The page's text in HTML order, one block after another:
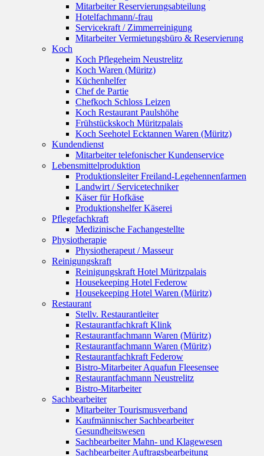
Mitarbeiter Reservierungsabteilung
Hotelfachmann/-frau
Servicekraft / Zimmerreinigung
Mitarbeiter Vermietungsbüro & Reservierung
Koch
Koch Pflegeheim Neustrelitz
Koch Waren (Müritz)
Küchenhelfer
Chef de Partie
Chefkoch Schloss Leizen
Koch Restaurant Paulshöhe
Frühstückskoch Müritzpalais
Koch Seehotel Ecktannen Waren (Müritz)
Kundendienst
Mitarbeiter telefonischer Kundenservice
Lebensmittelproduktion
Produktionsleiter Freiland-Legehennenfarmen
Landwirt / Servicetechniker
Käser für Hofkäse
Produktionshelfer Käserei
Pflegefachkraft
Medizinische Fachangestellte
Physiotherapie
Physiotherapeut / Masseur
Reinigungskraft
Reinigungskraft Hotel Müritzpalais
Housekeeping Hotel Federow
Housekeeping Hotel Waren (Müritz)
Restaurant
Stellv. Restaurantleiter
Restaurantfachkraft Klink
Restaurantfachmann Waren (Müritz)
Restaurantfachmann Waren (Müritz)
Restaurantfachkraft Federow
Bistro-Mitarbeiter Aquafun Fleesensee
Restaurantfachmann Neustrelitz
Bistro-Mitarbeiter
Sachbearbeiter
Mitarbeiter Tourismusverband
Kaufmännischer Sachbearbeiter
Gesundheitswesen
Sachbearbeiter Mahn- und Klagewesen
Sachbearbeiter Auftragsbearbeitung